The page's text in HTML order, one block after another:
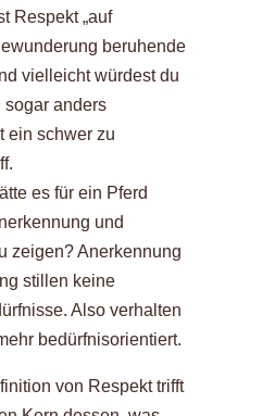
Respekt „auf
beruhende
vielleicht würdest du
sogar anders
ein schwer zu
es für ein Pferd
und
zeigen? Anerkennung
stillen keine
Also verhalten
bedürfnisorientiert.
von Respekt trifft